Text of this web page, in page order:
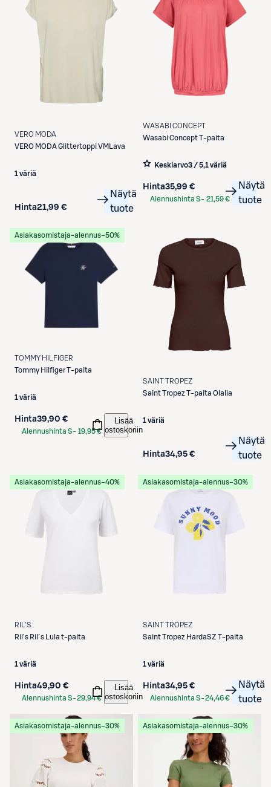
VERO MODA
VERO MODAGlittertoppi VMLava
1 väriä
Hinta21,99 €
Näytä
tuote
WASABI CONCEPT
Wasabi ConceptT-paita
Keskiarvo3 / 5,1 väriä
Hinta35,99 €
Alennushinta S- 21,59 €
Näytä
tuote
Asiakasomistaja-alennus−50%
TOMMY HILFIGER
Tommy Hilfiger T-paita
1 väriä
Hinta39,90 €
Alennushinta S- 19,95 €
Lisää
ostoskoriin
SAINT TROPEZ
Saint Tropez T-paita Olalia
1 väriä
Hinta34,95 €
Näytä
tuote
Asiakasomistaja-alennus−40%
RIL'S
Ril's Ril´s Lula t-paita
1 väriä
Hinta49,90 €
Alennushinta S-29,94 €
Lisää
ostoskoriin
Asiakasomistaja-alennus−30%
SAINT TROPEZ
Saint Tropez HardaSZ T-paita
1 väriä
Hinta34,95 €
Alennushinta S-24,46 €
Näytä
tuote
Asiakasomistaja-alennus−30% Asiakasomistaja-alennus−30%